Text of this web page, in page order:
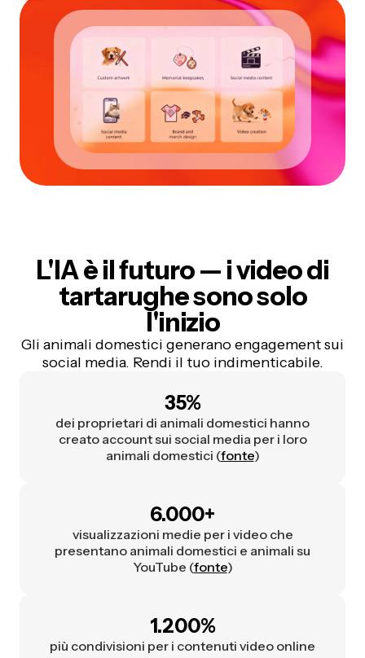
L'IA è il futuro— i video di
tartarughe sono solo
l'inizio
Gli animali domestici generano engagement sui
social media. Rendi il tuo indimenticabile.
35%
dei proprietari di animali domestici hanno
creato account sui social media per i loro
animali domestici (fonte)
6.000+
visualizzazioni medie per i video che
presentano animali domestici e animali su
YouTube (fonte)
1.200%
più condivisioni per i contenuti video online